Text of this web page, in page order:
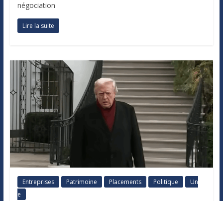
négociation
Lire la suite
Entreprises Patrimoine Placements Politique
Un
e